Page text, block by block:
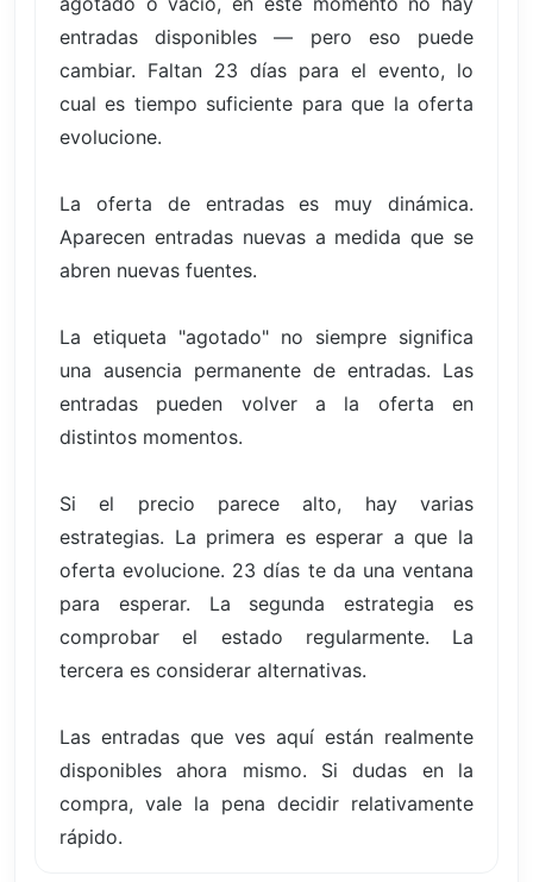
entradas disponibles — pero eso puede
cambiar. Faltan 23 días para el evento, lo
cual es tiempo suficiente para que la oferta
evolucione.
La oferta de entradas es muy dinámica.
Aparecen entradas nuevas a medida que se
abren nuevas fuentes.
La etiqueta "agotado" no siempre significa
una ausencia permanente de entradas. Las
entradas pueden volver a la oferta en
distintos momentos.
Si el precio parece alto, hay varias
estrategias. La primera es esperar a que la
oferta evolucione. 23 días te da una ventana
para esperar. La segunda estrategia es
comprobar el estado regularmente. La
tercera es considerar alternativas.
Las entradas que ves aquí están realmente
disponibles ahora mismo. Si dudas en la
compra, vale la pena decidir relativamente
rápido.